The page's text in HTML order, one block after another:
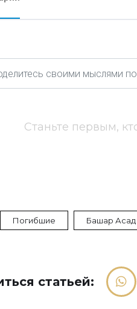
Станьте первым,
Погибшие Башар Асад
статьей: